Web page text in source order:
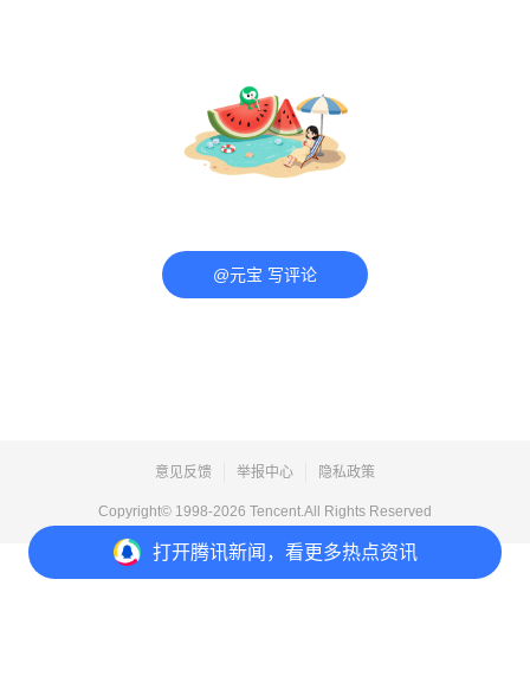
打开腾讯新闻，看更多热点资讯
@元宝 写评论
意见反馈 举报中心 隐私政策
Copyright© 1998-2026 Tencent.All Rights Reserved